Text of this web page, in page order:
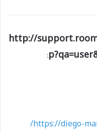
http://
:
https://diego-